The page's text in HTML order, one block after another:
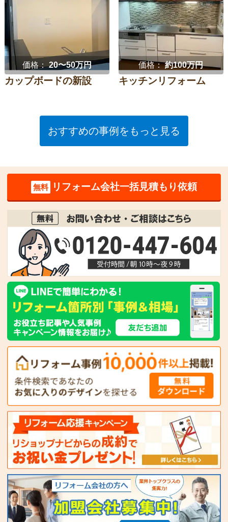
価格：20〜50万円
カップボードの新設
価格：約100万円
キッチンリフォーム
おすすめの事例をもっと見る
無料 リフォーム会社一括見積もり依頼